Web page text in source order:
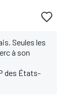
Seules les
à son
des États-